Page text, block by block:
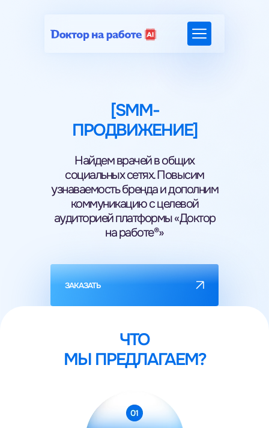
[SMM-
ПРОДВИЖЕНИЕ]
Найдем врачей в общих
социальных сетях. Повысим
узнаваемость бренда и дополним
коммуникацию с целевой
аудиторией платформы «Доктор
на работе®»
ЗАКАЗАТЬ
ЧТО
МЫ ПРЕДЛАГАЕМ?